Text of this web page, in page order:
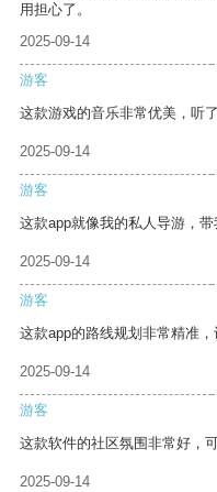
用担心了。
2025-09-14
游客
这款游戏的音乐非常优美，听
2025-09-14
游客
这款app就像我的私人导游，带
2025-09-14
游客
这款app的路线规划非常精准，
2025-09-14
游客
这款软件的社区氛围非常好，
2025-09-14